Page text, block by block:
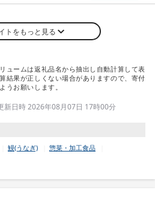
トをもっと見る
ュームは返礼品名から抽出し自動計算して表
結果が正しくない場合がありますので、寄付
うお願いします。
新日時 2026年08月07日 17時00分
鰻(うなぎ)
惣菜・加工食品